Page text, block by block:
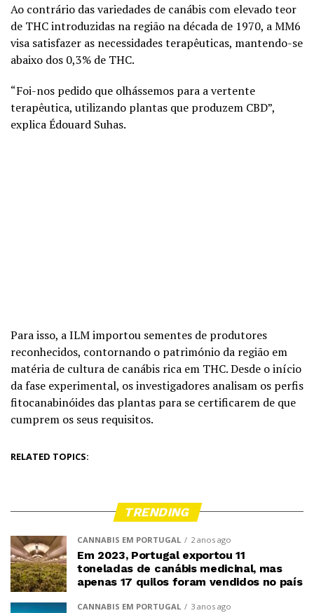
Ao contrário das variedades de canábis com elevado teor
de THC introduzidas na região na década de 1970, a MM6
visa satisfazer as necessidades terapêuticas, mantendo-se
abaixo dos 0,3% de THC.
“Foi-nos pedido que olhássemos para a vertente
terapêutica, utilizando plantas que produzem CBD”,
explica Édouard Suhas.
Para isso, a ILM importou sementes de produtores
reconhecidos, contornando o património da região em
matéria de cultura de canábis rica em THC. Desde o início
da fase experimental, os investigadores analisam os perfis
fitocanabinóides das plantas para se certificarem de que
cumprem os seus requisitos.
RELATED TOPICS:
TRENDING
CANNABIS EM PORTUGAL 2 anos ago
Em 2023, Portugal exportou 11
toneladas de canábis medicinal, mas
apenas 17 quilos foram vendidos no país
CANNABIS EM PORTUGAL 3 anos ago